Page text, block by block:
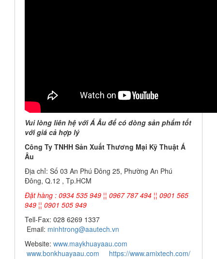
Vui lòng liên hệ với Á Âu để có dòng sản phẩm tốt
với giá cả hợp lý
Công Ty TNHH Sản Xuất Thương Mại Kỹ Thuật Á
Âu
Địa chỉ: Số 03 An Phú Đông 25, Phường An Phú
Đông, Q.12 , Tp.HCM
Đặt hàng : 0934 535 949 ¦¦ 0967 787 494 ¦¦ 0901 565
949 ¦¦ 0901 505 949
Tell-Fax: 028 6269 1337
Email: minhtrong@aautech.vn
Website: www.maykhuayaau.com
www.bonkhuayaau.com
https://www.amixtech.com/